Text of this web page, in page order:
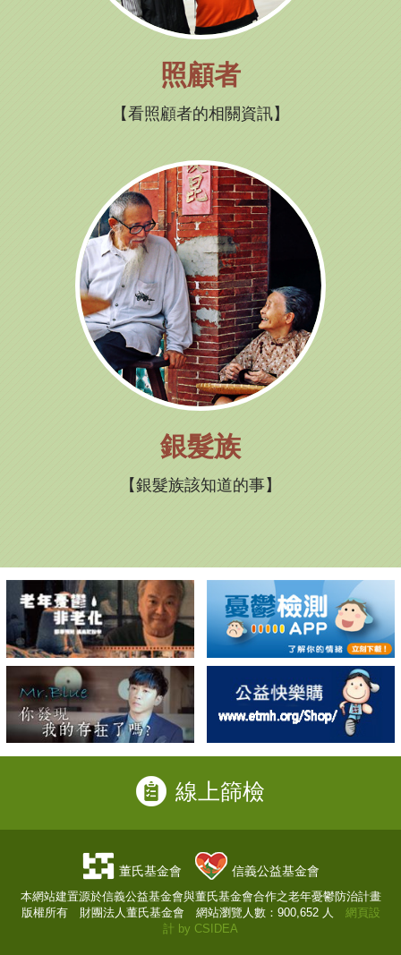
照顧者
看照顧者的相關資訊
銀髮族
銀髮族該知道的事
線上篩檢
董氏基金會 信義公益基金會
本網站建置源於信義公益基金會與董氏基金會合作之老年憂鬱防治計畫
版權所有 財團法人董氏基金會 網站瀏覽人數：900,652 人 網頁設
計
by CSIDEA